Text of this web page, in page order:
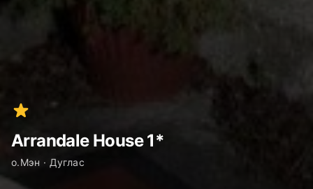
Arrandale House 1*
о.Мэн · Дуглас